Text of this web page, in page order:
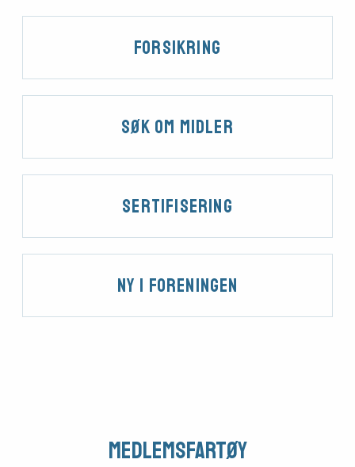
Medlemsfartøy
Søk
vedlikehold
og drift
Om
Forsikring
Søk om midler
Sertifisering
Ny i foreningen
Medlemsfartøy